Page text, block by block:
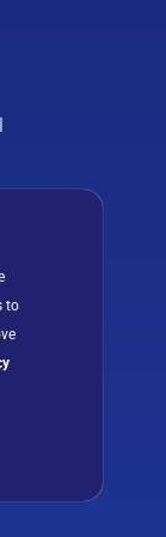
to